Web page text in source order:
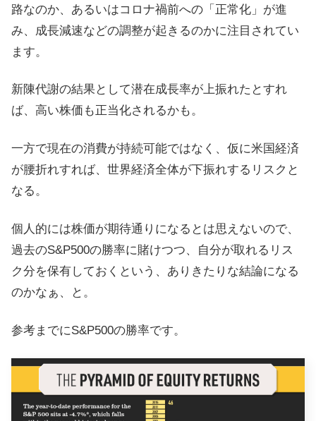
路なのか、あるいはコロナ禍前への「正常化」が進
み、成長減速などの調整が起きるのかに注目されてい
ます。
新陳代謝の結果として潜在成長率が上振れたとすれ
ば、高い株価も正当化されるかも。
一方で現在の消費が持続可能ではなく、仮に米国経済
が腰折れすれば、世界経済全体が下振れするリスクと
なる。
個人的には株価が期待通りになるとは思えないので、
過去のS&P500の勝率に賭けつつ、自分が取れるリス
ク分を保有しておくという、ありきたりな結論になる
のかなぁ、と。
参考までにS&P500の勝率です。